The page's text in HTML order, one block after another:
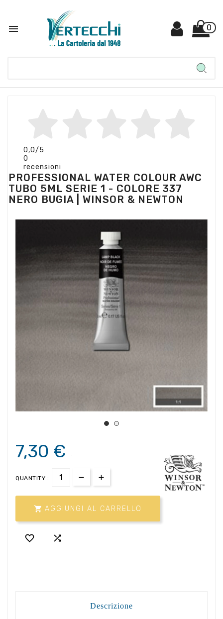
 0
0,0/5
0
recensioni
PROFESSIONAL WATER COLOUR AWC
TUBO 5ML SERIE 1 - COLORE 337
NERO BUGIA | WINSOR & NEWTON
7,30 € .
QUANTITY :
 AGGIUNGI AL CARRELLO
 
Descrizione